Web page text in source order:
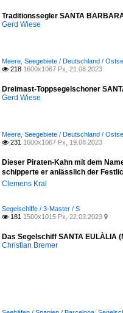
Traditionssegler SANTA
Gerd Wiese
Meere, Seegebiete / Deutschland /
 218 1600x1067 Px, 21.08.2023
Dreimast-Toppsegelschoner
Gerd Wiese
Meere, Seegebiete / Deutschland /
 231 1600x1067 Px, 19.08.2023
Dieser Piraten-Kahn mit dem
schipperte er anlässlich der
Clemens Kral
Segelschiffe / 3-Master / S
 181 1500x1015 Px, 22.03.2023 
Das Segelschiff SANTA EULÀLIA
Christian Bremer